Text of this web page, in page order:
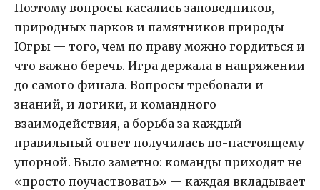
Поэтому вопросы касались заповедников,
природных парков и памятников природы
Югры — того, чем по праву можно гордиться и
что важно беречь. Игра держала в напряжении
до самого финала. Вопросы требовали и
знаний, и логики, и командного
взаимодействия, а борьба за каждый
правильный ответ получилась по-настоящему
упорной. Было заметно: команды приходят не
«просто поучаствовать» — каждая вкладывает